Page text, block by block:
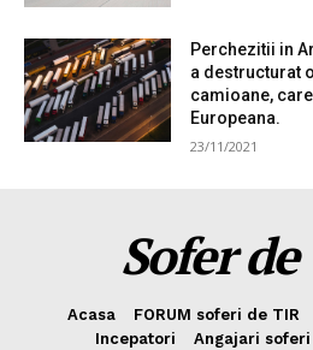
Perchezitii in
a destructurat
camioane,
Europeana.
23/11/2021
Sofer
Acasa FORUM soferi de TIR
Incepatori
Angajari soferi